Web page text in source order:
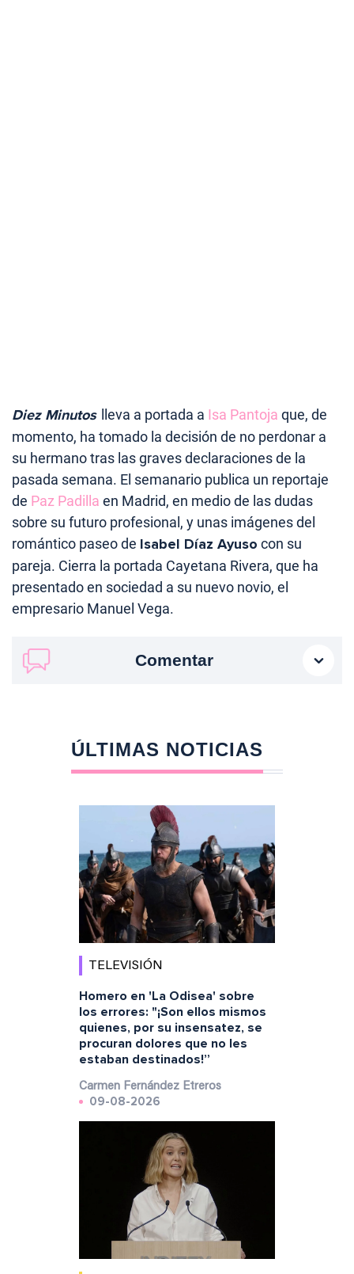
Diez Minutos lleva a portada a Isa Pantoja que, de
momento, ha tomado la decisión de no perdonar a
su hermano tras las graves declaraciones de la
pasada semana. El semanario publica un reportaje
de Paz Padilla en Madrid, en medio de las dudas
sobre su futuro profesional, y unas imágenes del
romántico paseo de Isabel Díaz Ayuso con su
pareja. Cierra la portada Cayetana Rivera, que ha
presentado en sociedad a su nuevo novio, el
empresario Manuel Vega.
Comentar
ÚLTIMAS NOTICIAS
TELEVISIÓN
Homero en 'La Odisea' sobre
los errores: "¡Son ellos mismos
quienes, por su insensatez, se
procuran dolores que no les
estaban destinados!”
Carmen Fernández Etreros
09-08-2026